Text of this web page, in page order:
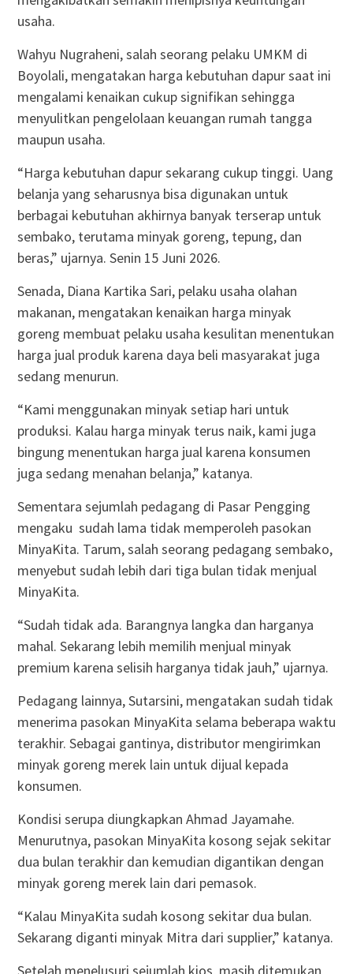
usaha.
Wahyu Nugraheni, salah seorang pelaku UMKM di
Boyolali, mengatakan harga kebutuhan dapur saat ini
mengalami kenaikan cukup signifikan sehingga
menyulitkan pengelolaan keuangan rumah tangga
maupun usaha.
“Harga kebutuhan dapur sekarang cukup tinggi. Uang
belanja yang seharusnya bisa digunakan untuk
berbagai kebutuhan akhirnya banyak terserap untuk
sembako, terutama minyak goreng, tepung, dan
beras,” ujarnya. Senin 15 Juni 2026.
Senada, Diana Kartika Sari, pelaku usaha olahan
makanan, mengatakan kenaikan harga minyak
goreng membuat pelaku usaha kesulitan menentukan
harga jual produk karena daya beli masyarakat juga
sedang menurun.
“Kami menggunakan minyak setiap hari untuk
produksi. Kalau harga minyak terus naik, kami juga
bingung menentukan harga jual karena konsumen
juga sedang menahan belanja,” katanya.
Sementara sejumlah pedagang di Pasar Pengging
mengaku sudah lama tidak memperoleh pasokan
MinyaKita. Tarum, salah seorang pedagang sembako,
menyebut sudah lebih dari tiga bulan tidak menjual
MinyaKita.
“Sudah tidak ada. Barangnya langka dan harganya
mahal. Sekarang lebih memilih menjual minyak
premium karena selisih harganya tidak jauh,” ujarnya.
Pedagang lainnya, Sutarsini, mengatakan sudah tidak
menerima pasokan MinyaKita selama beberapa waktu
terakhir. Sebagai gantinya, distributor mengirimkan
minyak goreng merek lain untuk dijual kepada
konsumen.
Kondisi serupa diungkapkan Ahmad Jayamahe.
Menurutnya, pasokan MinyaKita kosong sejak sekitar
dua bulan terakhir dan kemudian digantikan dengan
minyak goreng merek lain dari pemasok.
“Kalau MinyaKita sudah kosong sekitar dua bulan.
Sekarang diganti minyak Mitra dari supplier,” katanya.
Setelah menelusuri sejumlah kios, masih ditemukan